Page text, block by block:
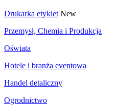
Drukarka etykiet New
Przemysł, Chemia i Produkcja
Oświata
Hotele i branża eventowa
Handel detaliczny
Ogrodnictwo